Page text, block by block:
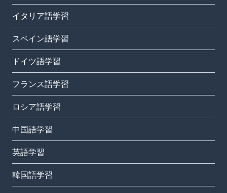
イタリア語学習
スペイン語学習
ドイツ語学習
フランス語学習
ロシア語学習
中国語学習
英語学習
韓国語学習